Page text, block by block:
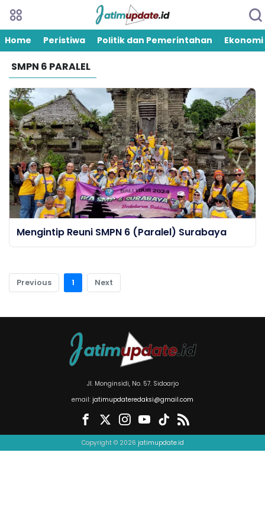
Home Peristiwa Politik dan Pemerintahan Ekonomi
SMPN 6 PARALEL
Mengintip Reuni SMPN 6 (Paralel) Surabaya
Previous 1 Next
Jl. Monginsidi, No. 57. Sidoarjo
email: jatimupdateredaksi@gmail.com
Copyright © 2026 jatimupdate.id